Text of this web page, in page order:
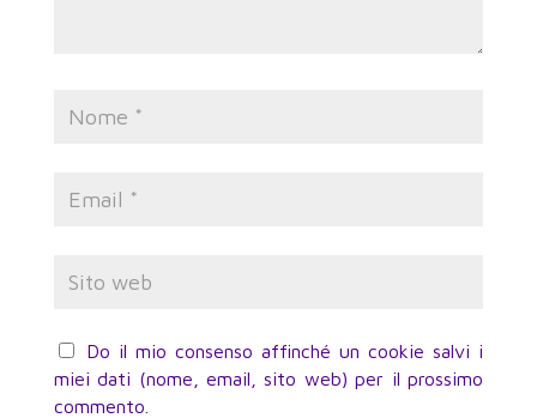
Do il mio consenso affinché un cookie salvi i
miei dati (nome, email, sito web) per il prossimo
commento.